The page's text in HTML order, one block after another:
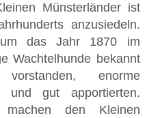
Münsterländer ist
anzusiedeln.
das Jahr 1870 im
Wachtelhunde bekannt
enorme
und gut apportierten.
machen den Kleinen